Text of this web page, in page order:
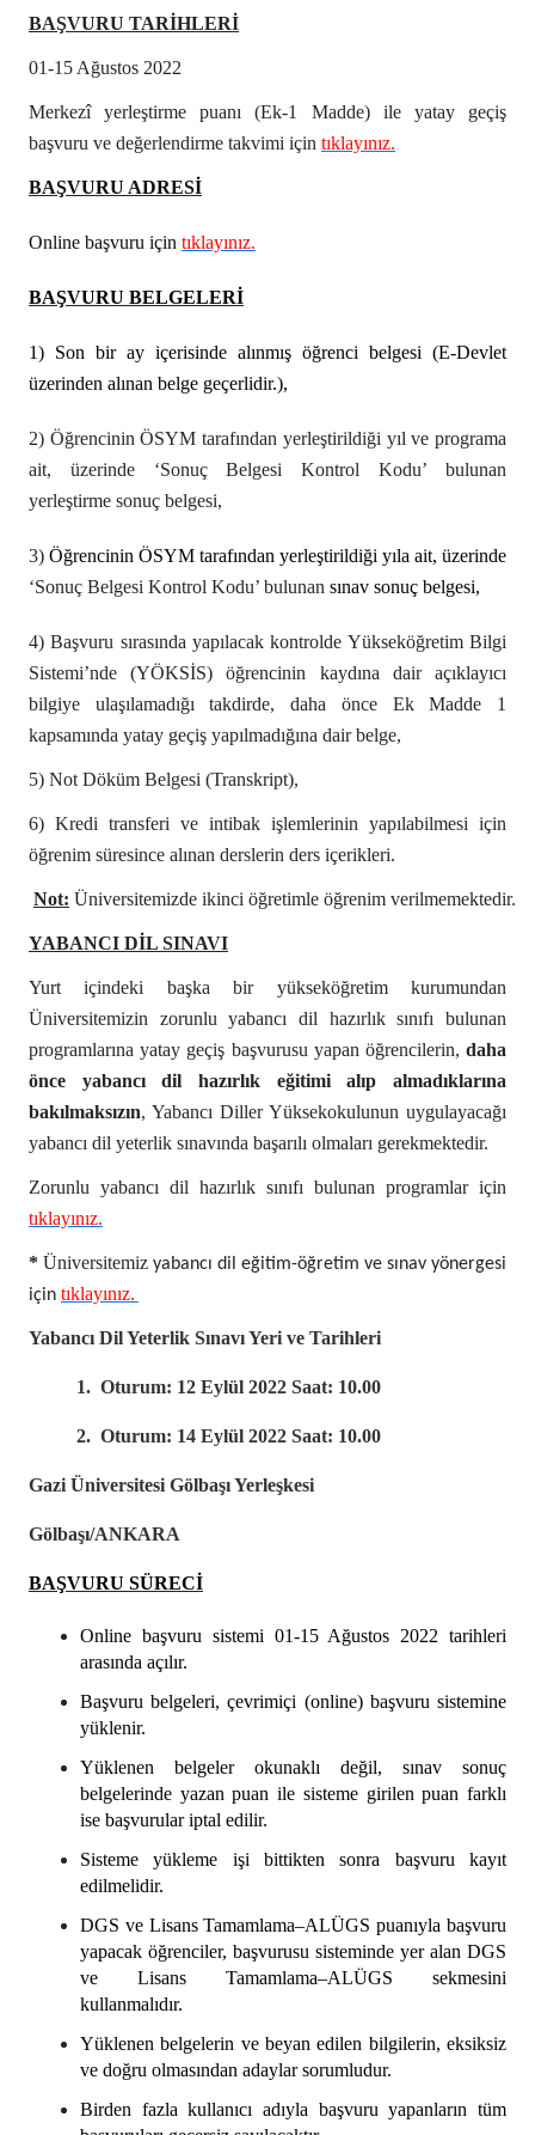
BAŞVURU TARİHLERİ
01-15 Ağustos 2022
Merkezî yerleştirme puanı (Ek-1 Madde) ile yatay geçiş
başvuru ve değerlendirme takvimi için tıklayınız.
BAŞVURU ADRESİ
Online başvuru için tıklayınız.
BAŞVURU BELGELERİ
1) Son bir ay içerisinde alınmış öğrenci belgesi (E-Devlet
üzerinden alınan belge geçerlidir.),
2) Öğrencinin ÖSYM tarafından yerleştirildiği yıl ve programa
ait, üzerinde ‘Sonuç Belgesi Kontrol Kodu’ bulunan
yerleştirme sonuç belgesi,
3) Öğrencinin ÖSYM tarafından yerleştirildiği yıla ait, üzerinde
‘Sonuç Belgesi Kontrol Kodu’ bulunan sınav sonuç belgesi,
4) Başvuru sırasında yapılacak kontrolde Yükseköğretim Bilgi
Sistemi’nde (YÖKSİS) öğrencinin kaydına dair açıklayıcı
bilgiye ulaşılamadığı takdirde, daha önce Ek Madde 1
kapsamında yatay geçiş yapılmadığına dair belge,
5) Not Döküm Belgesi (Transkript),
6) Kredi transferi ve intibak işlemlerinin yapılabilmesi için
öğrenim süresince alınan derslerin ders içerikleri.
Not: Üniversitemizde ikinci öğretimle öğrenim verilmemektedir.
YABANCI DİL SINAVI
Yurt içindeki başka bir yükseköğretim kurumundan
Üniversitemizin zorunlu yabancı dil hazırlık sınıfı bulunan
programlarına yatay geçiş başvurusu yapan öğrencilerin, daha
önce yabancı dil hazırlık eğitimi alıp almadıklarına
bakılmaksızın, Yabancı Diller Yüksekokulunun uygulayacağı
yabancı dil yeterlik sınavında başarılı olmaları gerekmektedir.
Zorunlu yabancı dil hazırlık sınıfı bulunan programlar için
tıklayınız.
* Üniversitemiz yabancı dil eğitim-öğretim ve sınav yönergesi
için tıklayınız.
Yabancı Dil Yeterlik Sınavı Yeri ve Tarihleri
1. Oturum: 12 Eylül 2022 Saat: 10.00
2. Oturum: 14 Eylül 2022 Saat: 10.00
Gazi Üniversitesi Gölbaşı Yerleşkesi
Gölbaşı/ANKARA
BAŞVURU SÜRECİ
Online başvuru sistemi 01-15 Ağustos 2022 tarihleri
arasında açılır.
Başvuru belgeleri, çevrimiçi (online) başvuru sistemine
yüklenir.
Yüklenen belgeler okunaklı değil, sınav sonuç
belgelerinde yazan puan ile sisteme girilen puan farklı
ise başvurular iptal edilir.
Sisteme yükleme işi bittikten sonra başvuru kayıt
edilmelidir.
DGS ve Lisans Tamamlama–ALÜGS puanıyla başvuru
yapacak öğrenciler, başvurusu sisteminde yer alan DGS
ve Lisans Tamamlama–ALÜGS sekmesini
kullanmalıdır.
Yüklenen belgelerin ve beyan edilen bilgilerin, eksiksiz
ve doğru olmasından adaylar sorumludur.
Birden fazla kullanıcı adıyla başvuru yapanların tüm